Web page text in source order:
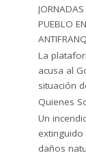
PUEBLO
La
acusa al
situación
Quienes
Un
daños